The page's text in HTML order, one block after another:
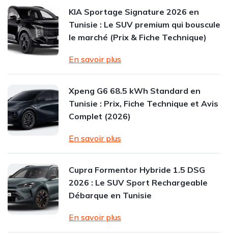
KIA Sportage Signature 2026 en
Tunisie : Le SUV premium qui bouscule
le marché (Prix & Fiche Technique)
En savoir plus
Xpeng G6 68.5 kWh Standard en
Tunisie : Prix, Fiche Technique et Avis
Complet (2026)
En savoir plus
Cupra Formentor Hybride 1.5 DSG
2026 : Le SUV Sport Rechargeable
Débarque en Tunisie
En savoir plus